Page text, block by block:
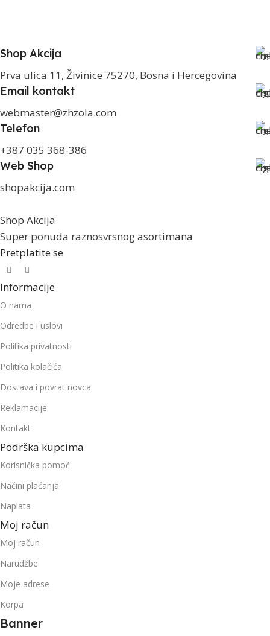
Shop Akcija
Prva ulica 11, Živinice 75270, Bosna i Hercegovina
Email kontakt
webmaster@zhzola.com
Telefon
+387 035 368-386
Web Shop
shopakcija.com
Shop Akcija
Super ponuda raznosvrsnog asortimana
Pretplatite se
Informacije
O nama
Odredbe i uslovi
Politika privatnosti
Politika kolačića
Dostava i povrat novca
Reklamacije
Kontakt
Podrška kupcima
Korisnička pomoć
Načini plaćanja
Naplata
Moj račun
Moj račun
Narudžbe
Moje adrese
Korpa
Banner